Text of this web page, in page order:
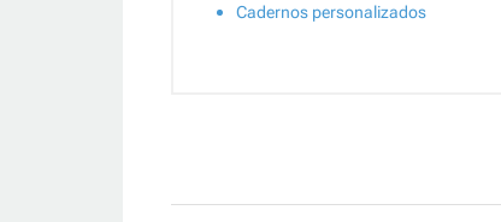
Cadernos personalizados